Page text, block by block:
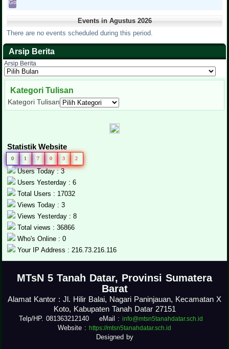
Events in Agustus 2026
There are no events scheduled during this period.
Arsip Berita
Arsip Berita
Kategori Tulisan
Kategori Tulisan
Statistik Website
0 1 7 0 3 2
Users Today : 3
Users Yesterday : 6
Total Users : 17032
Views Today : 3
Views Yesterday : 8
Total views : 36866
Who's Online : 0
Your IP Address : 216.73.216.116
MTsN 5 Tanah Datar, Provinsi Sumatera
Barat
Alamat Kantor : Jl. Hilir Balai, Nagari Paninjauan, Kecamatan X
Koto, Kabupaten Tanah Datar 27151
Telp/HP. 081363212140 eMail : info@mtsn5tanahdatar.sch.id
Website : https://mtsn5tanahdatar.sch.id
Designed by